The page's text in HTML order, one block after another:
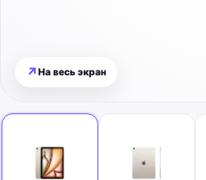
↗ На весь экран